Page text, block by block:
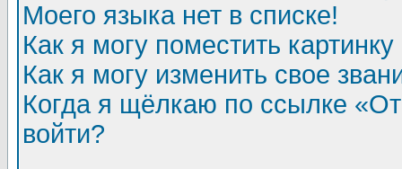
Моего языка нет в списке!
Как я могу поместить
Как я могу изменить свое
Когда я щёлкаю по ссылке
войти?